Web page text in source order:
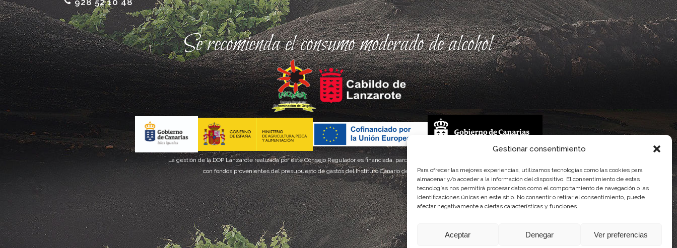
Gestionar consentimiento
Para ofrecer las mejores experiencias, utilizamos tecnologías como las cookies para
almacenar y/o acceder a la información del dispositivo. El consentimiento de estas
tecnologías nos permitirá procesar datos como el comportamiento de navegación o las
identificaciones únicas en este sitio. No consentir o retirar el consentimiento, puede
afectar negativamente a ciertas características y funciones.
Aceptar Denegar Ver preferencias
Se recomienda el consumo moderado de alcohol
La gestión de la DOP Lanzarote realizada por este Consejo Regulador es financiada, parcialmente, por el Gobierno de Canarias
con fondos provenientes del presupuesto de gastos del Instituto Canario de Calidad Agroalimentaria